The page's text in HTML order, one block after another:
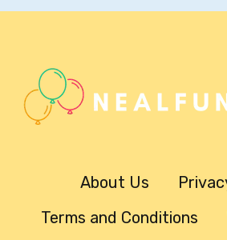
About Us
Terms and Conditions